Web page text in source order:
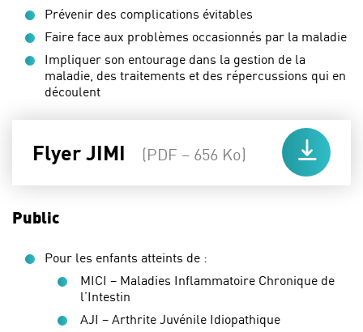
Prévenir des complications évitables
Faire face aux problèmes occasionnés par la maladie
Impliquer son entourage dans la gestion de la
maladie, des traitements et des répercussions qui en
découlent
Flyer JIMI (PDF – 656 Ko)
Public
Pour les enfants atteints de :
MICI – Maladies Inflammatoire Chronique de
l’Intestin
AJI – Arthrite Juvénile Idiopathique